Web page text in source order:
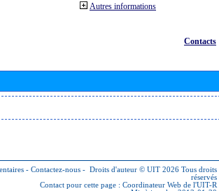
Autres informations
Contacts
- Contactez-nous - Droits d'auteur © UIT 2026 Tous droits
réservés
Contact pour cette page : Coordinateur Web de l'UIT-R